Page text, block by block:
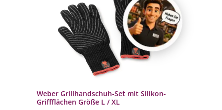
Weber Grillhandschuh-Set mit Silikon-
Griffflächen Größe L / XL